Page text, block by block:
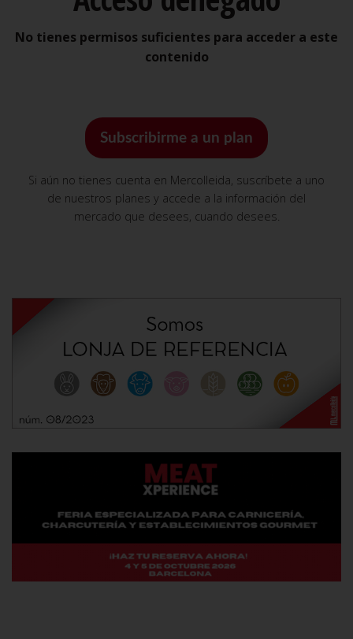
No tienes permisos suficientes para acceder a este
contenido
Subscribirme a un plan
Si aún no tienes cuenta en Mercolleida, suscríbete a uno
de nuestros planes y accede a la información del
mercado que desees, cuando desees.